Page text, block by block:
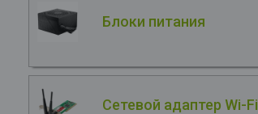
Блоки питания
Сетевой адаптер Wi-Fi